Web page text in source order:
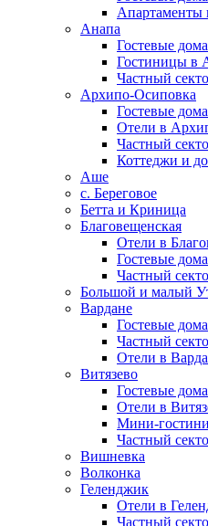
Апартаменты
Анапа
Гостевые
Гостиницы в
Частный
Архипо-Осиповка
Гостевые
Отели в
Частный
Коттеджи и
Аше
с. Береговое
Бетта и Криница
Благовещенская
Отели в
Гостевые
Частный
Большой и малый
Вардане
Гостевые
Частный
Отели в
Витязево
Гостевые
Отели в
Мини-
Частный
Вишневка
Волконка
Геленджик
Отели в
Частный